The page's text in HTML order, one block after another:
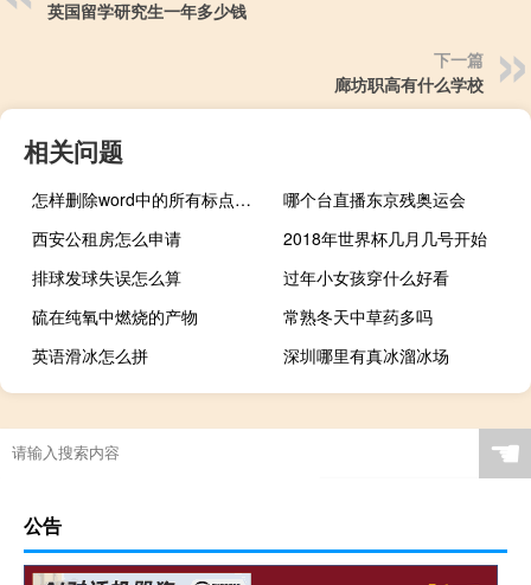
英国留学研究生一年多少钱
下一篇
廊坊职高有什么学校
相关问题
怎样删除word中的所有标点符号（怎样删除word中的一页）
哪个台直播东京残奥运会
西安公租房怎么申请
2018年世界杯几月几号开始
排球发球失误怎么算
过年小女孩穿什么好看
硫在纯氧中燃烧的产物
常熟冬天中草药多吗
英语滑冰怎么拼
深圳哪里有真冰溜冰场
☚
公告